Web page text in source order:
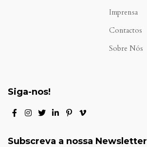
Imprensa
Contactos
Sobre Nós
Siga-nos!
Subscreva a nossa Newsletter